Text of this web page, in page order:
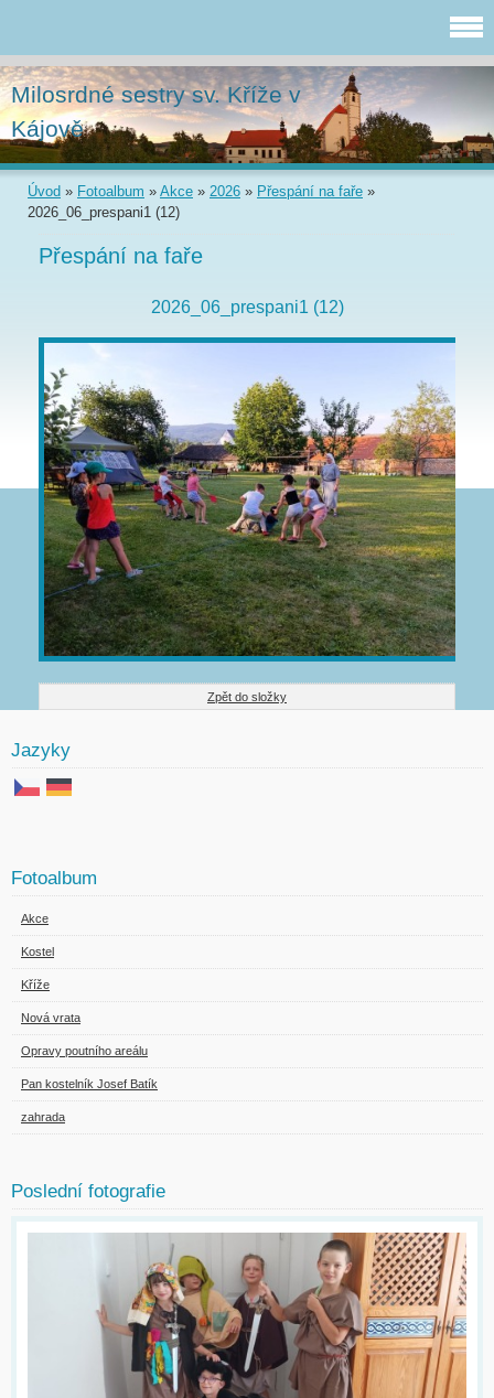
Milosrdné sestry sv. Kříže v
Kájově
Úvod » Fotoalbum » Akce » 2026 » Přespání na faře »
2026_06_prespani1 (12)
Přespání na faře
2026_06_prespani1 (12)
Zpět do složky
Jazyky
Fotoalbum
Akce
Kostel
Kříže
Nová vrata
Opravy poutního areálu
Pan kostelník Josef Batík
zahrada
Poslední fotografie